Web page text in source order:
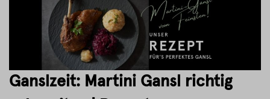
Ganslzeit: Martini Gansl richtig